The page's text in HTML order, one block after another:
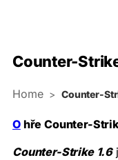
Counter-
Home > Counter-
Ohře Counter-
Counter-Strike 1.6